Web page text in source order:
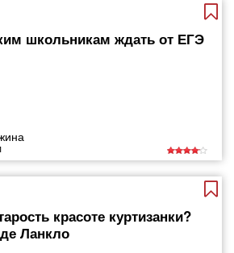
школьникам ждать от ЕГЭ
красоте куртизанки?
Ланкло